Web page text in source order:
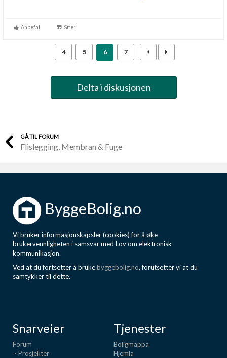
Anbefal Siter
4 5 6 7
Delta i diskusjonen
GÅ TIL FORUM
Flislegging, Membran & Fuge
ByggeBolig.no
Vi bruker informasjonskapsler (cookies) for å øke
brukervennligheten i samsvar med Lov om elektronisk
kommunikasjon.
Ved at du fortsetter å brukebyggebolig.no, forutsetter vi at du
samtykker til dette.
Snarveier
Forum
- Prosjekter
Tjenester
Boligmappa
Hjemla